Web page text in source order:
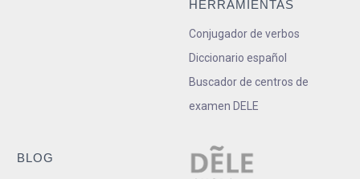
HERRAMIENTAS
Conjugador de verbos
Diccionario español
Buscador de centros de
examen DELE
BLOG